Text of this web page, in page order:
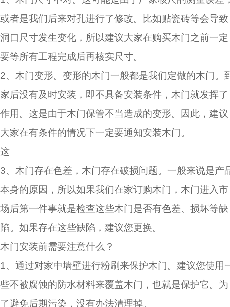
或者是我们后来对孔进行了修改。比如贴瓷砖等会导致
洞口尺寸发生变化，所以建议大家在购买木门之前一定
要等所有工程完成后再核实尺寸。
2、木门变形。变形的木门一般都是我们定做的木门。
家后没有及时安装，即不具备安装条件，木门就发挥了
作用。这是由于木门保管不当造成的变形。因此，建议
大家在有条件的情况下一定要通知安装木门。
这
3、木门存在色差，木门存在破损问题。一般来说是产
本身的原因，所以如果我们在家订购木门，木门进入市
场后第一件事就是检查这些木门是否有色差、损坏等缺
陷。如果存在这些缺陷，建议您更换。
木门安装前需要注意什么？
1、通过对家中墙壁进行粉刷来保护木门。建议您使用
些不被腐蚀的防水材料来覆盖木门，也就是保护它。为
了避免后期污染，没有办法清理掉。